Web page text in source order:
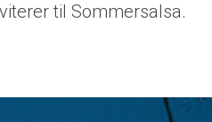
til Sommersalsa.